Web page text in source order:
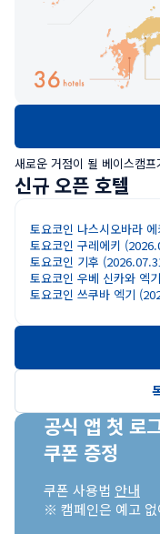
새로운 거점이 될 베이스캠
신규 오픈 호텔
토요코인 나스시오바라
토요코인 구레에키
토요코인 기후
토요코인 우베 신카와 엑
토요코인 쓰쿠바 엑기
공식 앱 첫 로
쿠폰 증정
쿠폰 사용법 안내
※ 캠페인은 예고 없